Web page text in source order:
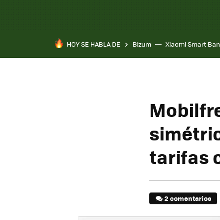
HOY SE HABLA DE Bizum Xiaomi Smart
tarifas
2 comentarios